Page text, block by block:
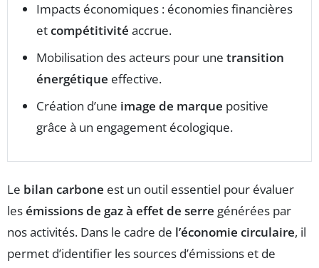
Impacts économiques : économies financières
etcompétitivité accrue.
Mobilisation des acteurs pour une transition
énergétique effective.
Création d’une image de marque positive
grâce à un engagement écologique.
Le bilan carbone est un outil essentiel pour évaluer
lesémissions de gaz à effet de serre générées par
nos activités. Dans le cadre de l’économie circulaire, il
permet d’identifier les sources d’émissions et de